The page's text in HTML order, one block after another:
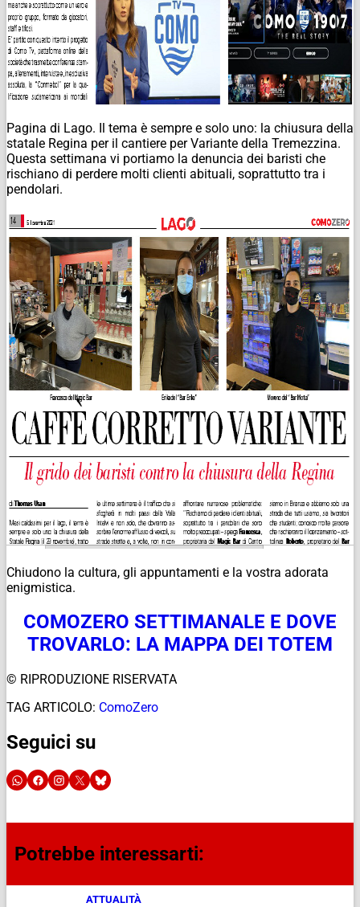
Pagina di Lago. Il tema è sempre e solo uno: la chiusura della
statale Regina per il cantiere per Variante della Tremezzina.
Questa settimana vi portiamo la denuncia dei baristi che
rischiano di perdere molti clienti abituali, soprattutto tra i
pendolari.
Chiudono la cultura, gli appuntamenti e la vostra adorata
enigmistica.
COMOZERO SETTIMANALE E DOVE
TROVARLO: LA MAPPA DEI TOTEM
© RIPRODUZIONE RISERVATA
TAG ARTICOLO: ComoZero
Seguici su
Potrebbe interessarti:
ATTUALITÀ